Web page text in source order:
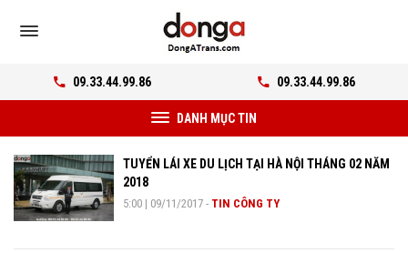
09.33.44.99.86 09.33.44.99.86
DANH MỤC TIN
TUYỂN LÁI XE DU LỊCH TẠI HÀ NỘI THÁNG 02 NĂM
2018
5:00 | 09/11/2017 - TIN CÔNG TY